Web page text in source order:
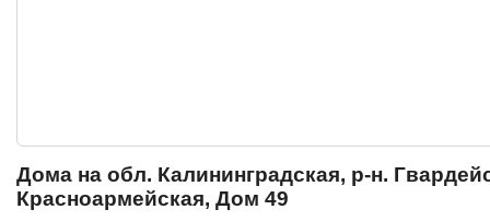
Дома на обл. Калининградская, р-н.
Красноармейская, Дом 49